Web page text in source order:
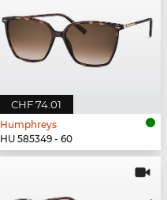
CHF 74.01
Humphreys
HU 585349 - 60